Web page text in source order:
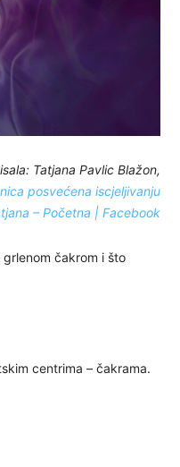
Tatjana Pavlic Blažon,
posvećena iscjeljivanju
– Početna | Facebook
čakrom i što
centrima – čakrama.